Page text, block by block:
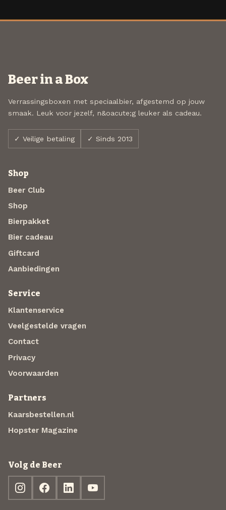
Beer in a Box
Verrassingsboxen met speciaalbier, afgestemd op jouw
smaak. Leuk voor jezelf, n&oacute;g leuker als cadeau.
✓ Veilige betaling ✓ Sinds 2013
Shop
Beer Club
Shop
Bierpakket
Bier cadeau
Giftcard
Aanbiedingen
Service
Klantenservice
Veelgestelde vragen
Contact
Privacy
Voorwaarden
Partners
Kaarsbestellen.nl
Hopster Magazine
Volg de Beer